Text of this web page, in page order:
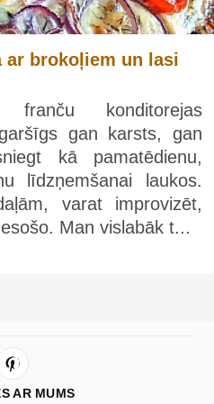
ar brokoļiem un lasi
konditorejas
gan karsts, gan
kā pamatēdienu,
līdzņemšanai laukos.
varat improvizēt,
Man vislabāk t...
AR MUMS